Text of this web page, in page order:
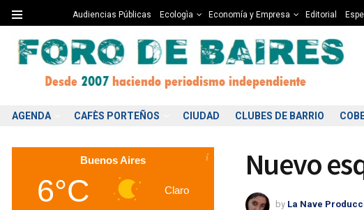
Audiencias Públicas Ecologìa Economía y Empresa Editorial
AGENDA CAFÈS PORTEÑOS CIUDAD CLUBES DE BARRIO
Nuevo
by La Nave
Buenos Aires
6°C Claro